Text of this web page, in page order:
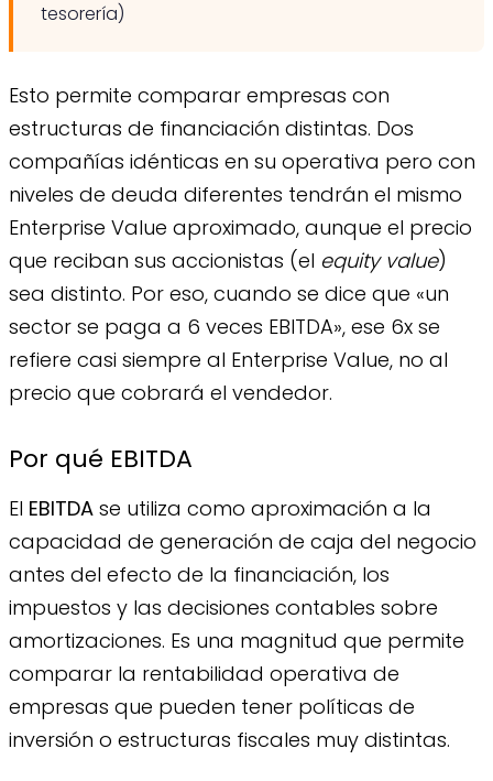
tesorería)
Esto permite comparar empresas con
estructuras de financiación distintas. Dos
compañías idénticas en su operativa pero con
niveles de deuda diferentes tendrán el mismo
Enterprise Value aproximado, aunque el precio
que reciban sus accionistas (el equity value)
sea distinto. Por eso, cuando se dice que «un
sector se paga a 6 veces EBITDA», ese 6x se
refiere casi siempre al Enterprise Value, no al
precio que cobrará el vendedor.
Por qué EBITDA
El EBITDA se utiliza como aproximación a la
capacidad de generación de caja del negocio
antes del efecto de la financiación, los
impuestos y las decisiones contables sobre
amortizaciones. Es una magnitud que permite
comparar la rentabilidad operativa de
empresas que pueden tener políticas de
inversión o estructuras fiscales muy distintas.